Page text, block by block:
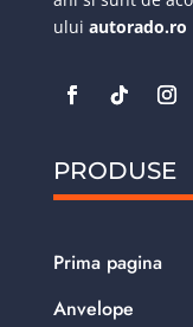
ului autorado.ro
PRODUSE
Prima pagina
Anvelope